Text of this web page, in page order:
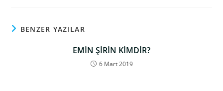
BENZER YAZILAR
EMİN ŞİRİN KİMDİR?
6 Mart 2019